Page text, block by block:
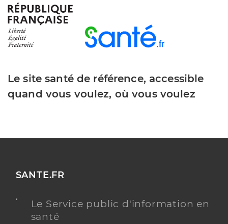
Le site santé de référence, accessible
quand vous voulez, où vous voulez
SANTE.FR
Le Service public d'information en
santé